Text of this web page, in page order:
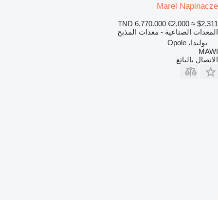
Marel Napinacze
TND 6,770.000 €2,000 ≈ $2,311
المعدات الصناعية - معدات المذبح
بولندا، Opole
MAWI
الاتصال بالبائع